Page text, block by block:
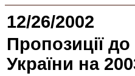
12/26/2002
Пропозиції
України на